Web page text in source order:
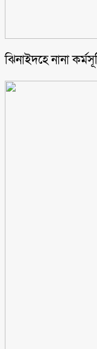
ঝিনাইদহে নানা